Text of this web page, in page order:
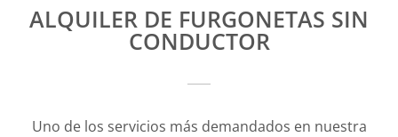
ALQUILER DE FURGONETAS SIN
CONDUCTOR
Uno de los servicios más demandados en nuestra